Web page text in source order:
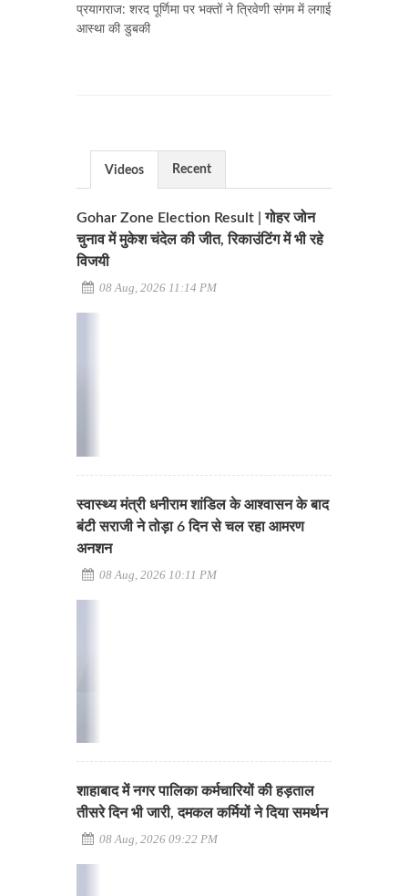
प्रयागराज: शरद पूर्णिमा पर भक्तों ने त्रिवेणी संगम में लगाई
आस्था की डुबकी
Videos Recent
Gohar Zone Election Result | गोहर जोन
चुनाव में मुकेश चंदेल की जीत, रिकाउंटिंग में भी रहे
विजयी
08 Aug, 2026 11:14 PM
स्वास्थ्य मंत्री धनीराम शांडिल के आश्वासन के बाद
बंटी सराजी ने तोड़ा 6 दिन से चल रहा आमरण
अनशन
08 Aug, 2026 10:11 PM
शाहाबाद में नगर पालिका कर्मचारियों की हड़ताल
तीसरे दिन भी जारी, दमकल कर्मियों ने दिया समर्थन
08 Aug, 2026 09:22 PM